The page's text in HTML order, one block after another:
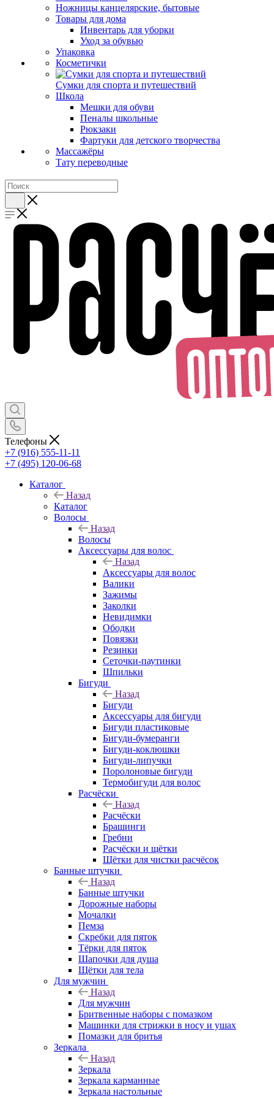
Ножницы канцелярские, бытовые
Товары для дома
Инвентарь для уборки
Уход за обувью
Упаковка
Косметички
Сумки для спорта и путешествий
Школа
Мешки для обуви
Пеналы школьные
Рюкзаки
Фартуки для детского творчества
Массажёры
Тату переводные
Телефоны
+7 (916) 555-11-11
+7 (495) 120-06-68
Каталог
Назад
Каталог
Волосы
Назад
Волосы
Аксессуары для волос
Назад
Аксессуары для волос
Валики
Зажимы
Заколки
Невидимки
Ободки
Повязки
Резинки
Сеточки-паутинки
Шпильки
Бигуди
Назад
Бигуди
Аксессуары для бигуди
Бигуди пластиковые
Бигуди-бумеранги
Бигуди-коклюшки
Бигуди-липучки
Поролоновые бигуди
Термобигуди для волос
Расчёски
Назад
Расчёски
Брашинги
Гребни
Расчёски и щётки
Щётки для чистки расчёсок
Банные штучки
Назад
Банные штучки
Дорожные наборы
Мочалки
Пемза
Скребки для пяток
Тёрки для пяток
Шапочки для душа
Щётки для тела
Для мужчин
Назад
Для мужчин
Бритвенные наборы с помазком
Машинки для стрижки в носу и ушах
Помазки для бритья
Зеркала
Назад
Зеркала
Зеркала карманные
Зеркала настольные